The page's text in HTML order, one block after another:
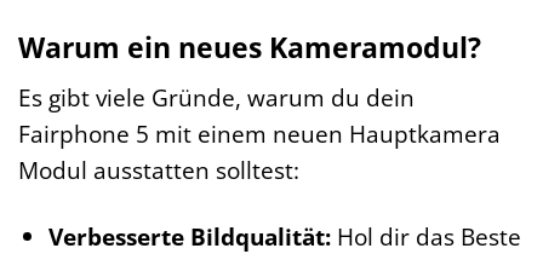
Warum ein neues Kameramodul?
Es gibt viele Gründe, warum du dein
Fairphone 5 mit einem neuen Hauptkamera
Modul ausstatten solltest:
Verbesserte Bildqualität:Hol dir das Beste